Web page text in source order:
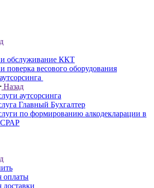
обслуживание ККТ
поверка весового оборудования
Назад
аутсорсинга
Главный Бухгалтер
по формированию алкодекларации в
оплаты
доставки